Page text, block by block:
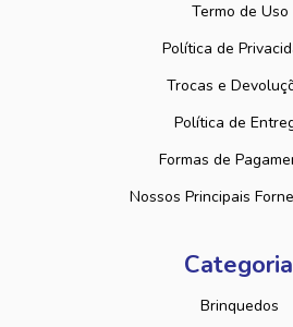
Termo de Uso
Política de
Trocas e
Política de
Formas de
Nossos Principais
Brinquedos